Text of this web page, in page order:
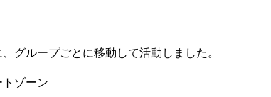
グループごとに移動して活動しました。
ゾーン